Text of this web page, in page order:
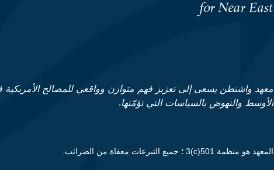
معهد واشنطن يسعى إلى تعزيز فهم متوازن وواقعي للمصالح
الأوسط والنهوض بالسياسات التي تؤمّنها.
المعهد هو منظمة 501(c)3 ؛ جميع التبرعات معفاة من الضرائب.